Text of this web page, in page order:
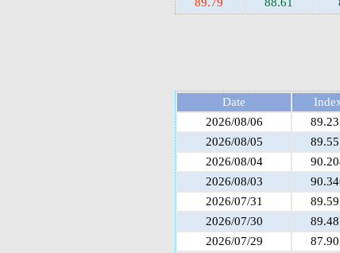
Date
2026/08/06
2026/08/05
2026/08/04
2026/08/03
2026/07/31
2026/07/30
2026/07/29